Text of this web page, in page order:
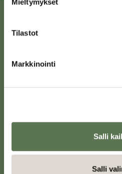
Tilastot
Markkinointi
Salli
Salli
43100 Saarijärvi